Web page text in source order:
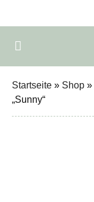
Startseite » Shop »
„Sunny“